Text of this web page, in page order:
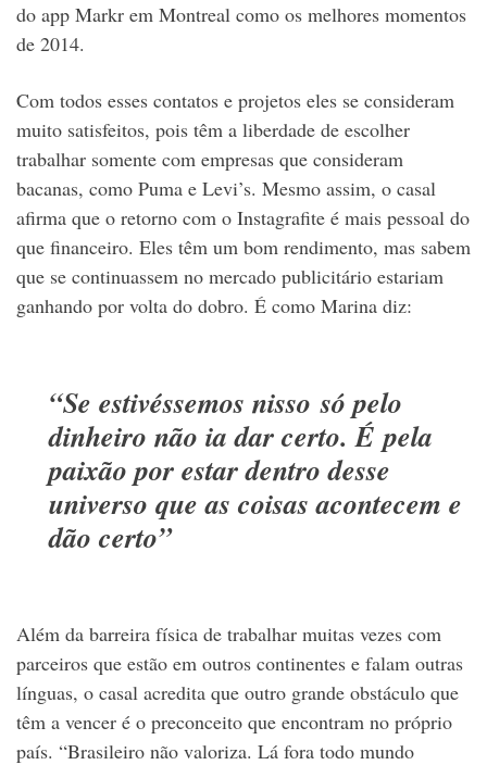
do app Markr em Montreal como os melhores momentos
de 2014.
Com todos esses contatos e projetos eles se consideram
muito satisfeitos, pois têm a liberdade de escolher
trabalhar somente com empresas que consideram
bacanas, como Puma e Levi’s. Mesmo assim, o casal
afirma que o retorno com o Instagrafite é mais pessoal do
que financeiro. Eles têm um bom rendimento, mas sabem
que se continuassem no mercado publicitário estariam
ganhando por volta do dobro. É como Marina diz:
“Se estivéssemos nisso só pelo
dinheiro não ia dar certo. É pela
paixão por estar dentro desse
universo que as coisas acontecem e
dão certo”
Além da barreira física de trabalhar muitas vezes com
parceiros que estão em outros continentes e falam outras
línguas, o casal acredita que outro grande obstáculo que
têm a vencer é o preconceito que encontram no próprio
país. “Brasileiro não valoriza. Lá fora todo mundo